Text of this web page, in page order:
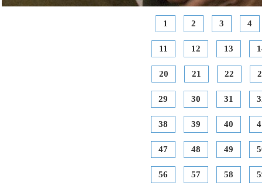
1 2 3 4
11 12 13
20 21 22
29 30 31
38 39 40
47 48 49
56 57 58